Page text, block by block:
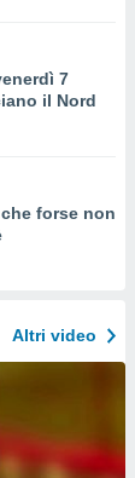
7
il Nord
forse non
Altri video